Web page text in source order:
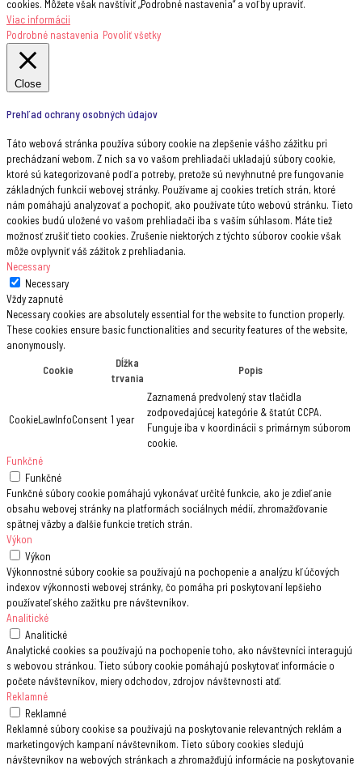
cookies. Môžete však navštíviť „Podrobné nastavenia“ a voľby upraviť.
Viac informácii
Podrobné nastavenia Povoliť všetky
Close
Prehľad ochrany osobných údajov
Táto webová stránka používa súbory cookie na zlepšenie vášho zážitku pri
prechádzaní webom. Z nich sa vo vašom prehliadači ukladajú súbory cookie,
ktoré sú kategorizované podľa potreby, pretože sú nevyhnutné pre fungovanie
základných funkcií webovej stránky. Používame aj cookies tretích strán, ktoré
nám pomáhajú analyzovať a pochopiť, ako používate túto webovú stránku. Tieto
cookies budú uložené vo vašom prehliadači iba s vaším súhlasom. Máte tiež
možnosť zrušiť tieto cookies. Zrušenie niektorých z týchto súborov cookie však
môže ovplyvniť váš zážitok z prehliadania.
Necessary
Necessary
Vždy zapnuté
Necessary cookies are absolutely essential for the website to function properly.
These cookies ensure basic functionalities and security features of the website,
anonymously.
Cookie
Dĺžka
trvania
Popis
CookieLawInfoConsent 1 year
Zaznamená predvolený stav tlačidla
zodpovedajúcej kategórie & štatút CCPA.
Funguje iba v koordinácii s primárnym súborom
cookie.
Funkčné
Funkčné
Funkčné súbory cookie pomáhajú vykonávať určité funkcie, ako je zdieľanie
obsahu webovej stránky na platformách sociálnych médií, zhromažďovanie
spätnej väzby a ďalšie funkcie tretích strán.
Výkon
Výkon
Výkonnostné súbory cookie sa používajú na pochopenie a analýzu kľúčových
indexov výkonnosti webovej stránky, čo pomáha pri poskytovaní lepšieho
používateľského zažitku pre návštevníkov.
Analitické
Analitické
Analytické cookies sa používajú na pochopenie toho, ako návštevníci interagujú
s webovou stránkou. Tieto súbory cookie pomáhajú poskytovať informácie o
počete návštevníkov, miery odchodov, zdrojov návštevnosti atď.
Reklamné
Reklamné
Reklamné súbory cookise sa používajú na poskytovanie relevantných reklám a
marketingových kampaní návštevníkom. Tieto súbory cookies sledujú
návštevníkov na webových stránkach a zhromažďujú informácie na poskytovanie